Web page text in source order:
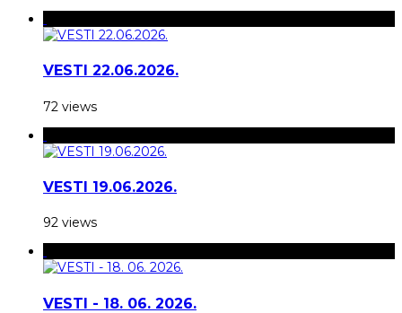
VESTI 22.06.2026.
72 views
VESTI 19.06.2026.
92 views
VESTI - 18. 06. 2026.